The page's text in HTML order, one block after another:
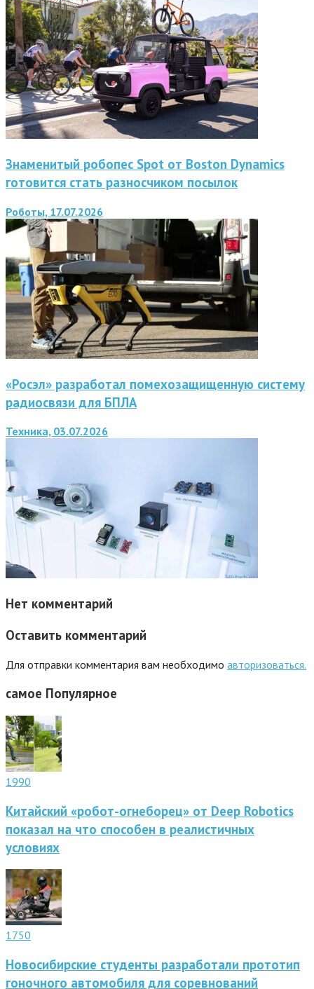
Знаменитый робопес Spot от Boston Dynamics
готовится стать разносчиком посылок
Роботы, 17.07.2026
«Росэл» разработал помехозащищенную систему
радиосвязи для БПЛА
Техника, 03.07.2026
Нет комментарий
Оставить комментарий
Для отправки комментария вам необходимо авторизоваться.
самое Популярное
1990
Китайский «робот-огнеборец» от Deep Robotics
показал на что способен в реалистичных
условиях
1750
Новосибирские студенты разработали прототип
гоночного автомобиля для соревнований